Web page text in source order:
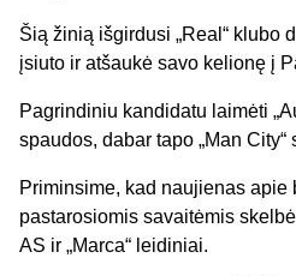
Šią žinią išgirdusi „Real“ klubo
įsiuto ir atšaukė savo kelionę į
Pagrindiniu kandidatu laimėti
spaudos, dabar tapo „Man City“
Priminsime, kad naujienas apie
pastarosiomis savaitėmis
AS ir „Marca“ leidiniai.